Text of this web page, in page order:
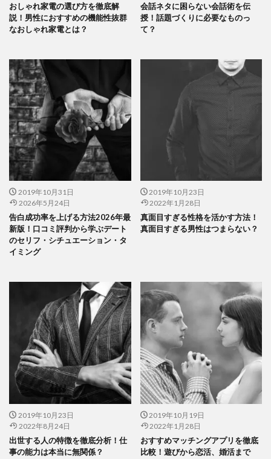
おしゃれ家電の選び方を徹底解
説！男性におすすめの機能性抜群
なおしゃれ家電とは？
会話ネタに困らない会話術を伝
授！話題づくりに必要なものっ
て？
2019年10月31日
2026年5月24日
告白成功率を上げる方法2026年最
新版！口コミ評判から学ぶデート
のセリフ・シチュエーション・タ
イミング
2019年10月23日
2022年1月28日
真面目すぎる性格を活かす方法！
真面目すぎる男性はつまらない？
2019年10月23日
2022年8月24日
出世する人の特徴を徹底分析！仕
事の能力は本当に無関係？
2019年10月19日
2022年1月28日
おすすめマッチングアプリを徹底
比較！遊びから恋活、婚活まで